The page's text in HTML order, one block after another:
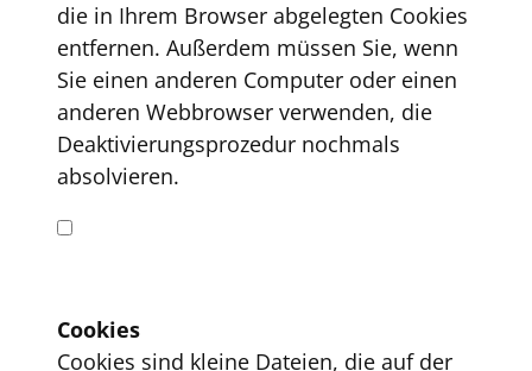
die in Ihrem Browser abgelegten Cookies
entfernen. Außerdem müssen Sie, wenn
Sie einen anderen Computer oder einen
anderen Webbrowser verwenden, die
Deaktivierungsprozedur nochmals
absolvieren.
Cookies
Cookies sind kleine Dateien, die auf der